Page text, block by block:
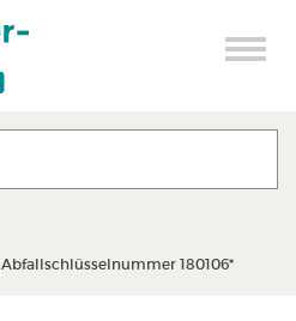
Abfallschlüsselnummer 180106*